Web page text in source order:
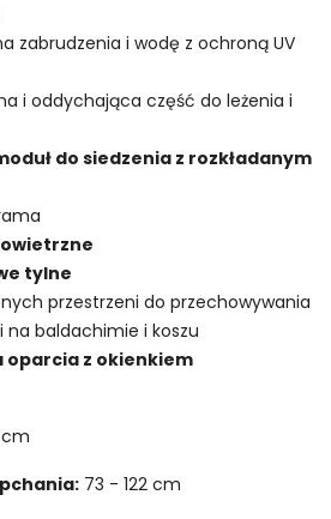
zabrudzenia i wodę z ochroną UV
i oddychająca część do leżenia i
do siedzenia z rozkładanym
tylne
przestrzeni do przechowywania
na baldachimie i koszu
oparcia z okienkiem
cm
73 - 122 cm